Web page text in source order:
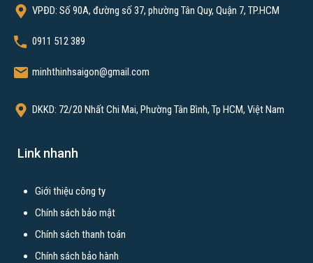
Thi công hoàn thiện
Thiết kế thi công nội thất văn phòng
Bài viết xem nhiều
Xây dựng nhà trọn gói TPHCM
Xây nhà tại Cần Thơ
VPĐD: Số 90A, đường số 37, phường Tân Quy, Quận 7, TP.HCM
0911 512 389
minhthinhsaigon@gmail.com
DKKD: 72/20 Nhất Chi Mai, Phường Tân Bình, Tp HCM, Việt Nam
Link nhanh
Giới thiệu công ty
Chính sách bảo mật
Chính sách thanh toán
Chính sách bảo hành